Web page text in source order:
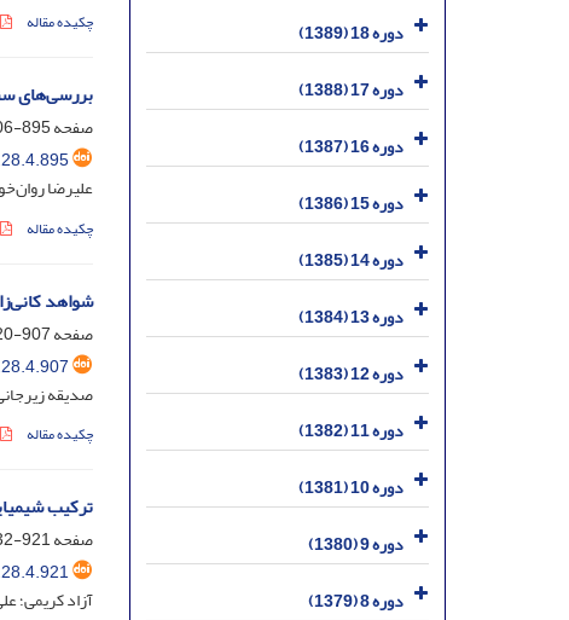
چکیده مقاله
بررسی‌های
صفحه895-906
علیرضا
چکیده مقاله
شواهد
صفحه907-920
صدیقه
چکیده مقاله
ترکیب
صفحه921-932
آزاد کریمی؛
دوره 18 (1389)
دوره 17 (1388)
دوره 16 (1387)
دوره 15 (1386)
دوره 14 (1385)
دوره 13 (1384)
دوره 12 (1383)
دوره 11 (1382)
دوره 10 (1381)
دوره 9 (1380)
دوره 8 (1379)